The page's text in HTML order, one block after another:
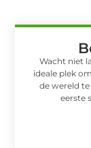
Wacht niet
ideale plek
de wereld
eerste